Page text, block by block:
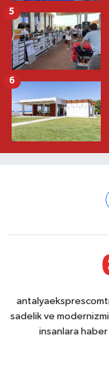
5
6
sadelik ve
insanlara